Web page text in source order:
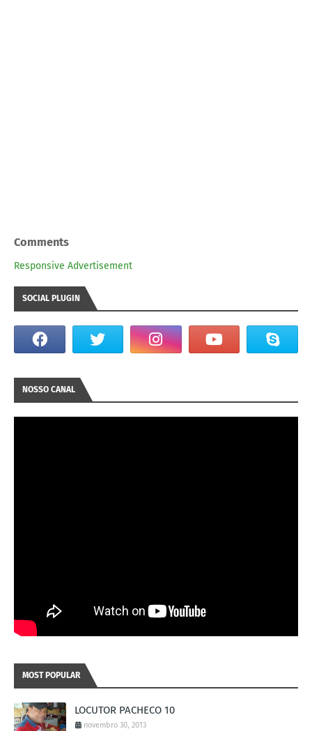
Comments
Responsive Advertisement
SOCIAL PLUGIN
NOSSO CANAL
MOST POPULAR
LOCUTOR PACHECO 10
novembro 30, 2013